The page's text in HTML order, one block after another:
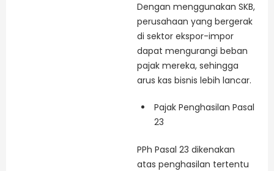
Dengan menggunakan SKB,
perusahaan yang bergerak
di sektor ekspor-impor
dapat mengurangi beban
pajak mereka, sehingga
arus kas bisnis lebih lancar.
Pajak Penghasilan Pasal
23
PPh Pasal 23 dikenakan
atas penghasilan tertentu